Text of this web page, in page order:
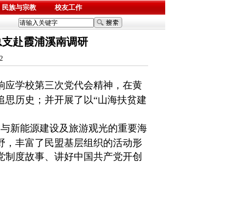
民族与宗教 校友工作
赴霞浦溪南调研
应学校第三次党代会精神，在黄
历史；并开展了以“山海扶贫建
新能源建设及旅游观光的重要海
丰富了民盟基层组织的活动形
度故事、讲好中国共产党开创